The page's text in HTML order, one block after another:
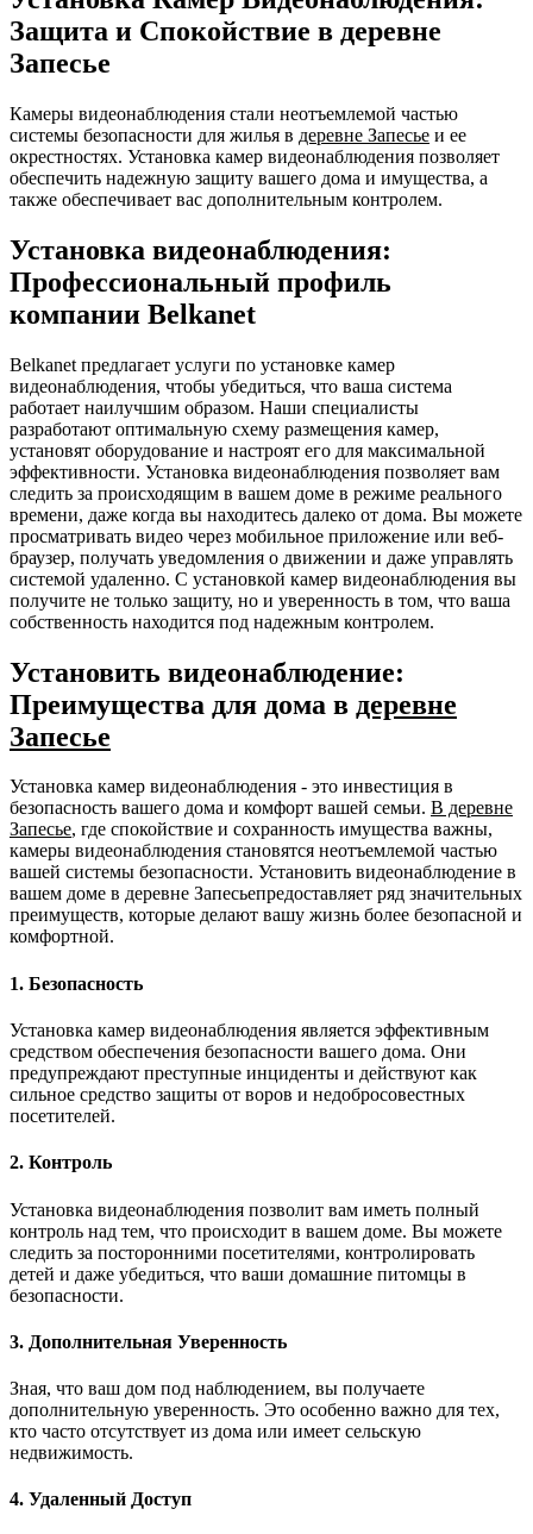
Защита и Спокойствие в деревне
Запесье
Камеры видеонаблюдения стали неотъемлемой частью
системы безопасности для жилья в деревне Запесье и ее
окрестностях. Установка камер видеонаблюдения позволяет
обеспечить надежную защиту вашего дома и имущества, а
также обеспечивает вас дополнительным контролем.
Установка видеонаблюдения:
Профессиональный профиль
компании Belkanet
Belkanet предлагает услуги по установке камер
видеонаблюдения, чтобы убедиться, что ваша система
работает наилучшим образом. Наши специалисты
разработают оптимальную схему размещения камер,
установят оборудование и настроят его для максимальной
эффективности. Установка видеонаблюдения позволяет вам
следить за происходящим в вашем доме в режиме реального
времени, даже когда вы находитесь далеко от дома. Вы можете
просматривать видео через мобильное приложение или веб-
браузер, получать уведомления о движении и даже управлять
системой удаленно. С установкой камер видеонаблюдения вы
получите не только защиту, но и уверенность в том, что ваша
собственность находится под надежным контролем.
Установить видеонаблюдение:
Преимущества для дома в деревне
Запесье
Установка камер видеонаблюдения - это инвестиция в
безопасность вашего дома и комфорт вашей семьи. В деревне
Запесье, где спокойствие и сохранность имущества важны,
камеры видеонаблюдения становятся неотъемлемой частью
вашей системы безопасности. Установить видеонаблюдение в
вашем доме в деревне Запесьепредоставляет ряд значительных
преимуществ, которые делают вашу жизнь более безопасной и
комфортной.
1. Безопасность
Установка камер видеонаблюдения является эффективным
средством обеспечения безопасности вашего дома. Они
предупреждают преступные инциденты и действуют как
сильное средство защиты от воров и недобросовестных
посетителей.
2. Контроль
Установка видеонаблюдения позволит вам иметь полный
контроль над тем, что происходит в вашем доме. Вы можете
следить за посторонними посетителями, контролировать
детей и даже убедиться, что ваши домашние питомцы в
безопасности.
3. Дополнительная Уверенность
Зная, что ваш дом под наблюдением, вы получаете
дополнительную уверенность. Это особенно важно для тех,
кто часто отсутствует из дома или имеет сельскую
недвижимость.
4. Удаленный Доступ